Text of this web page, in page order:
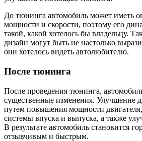
До тюнинга автомобиль может иметь
мощности и скорости, поэтому его
такой, какой хотелось бы владельцу.
дизайн могут быть не настолько
они хотелось видеть автолюбителю.
После тюнинга
После проведения тюнинга,
существенные изменения. Улучшение
путем повышения мощности
системы впуска и выпуска, а также
В результате автомобиль становится
отзывчивым и быстрым.